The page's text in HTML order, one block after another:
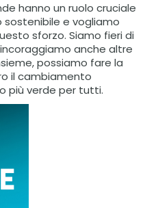
hanno un ruolo cruciale
sostenibile e vogliamo
sforzo. Siamo fieri di
anche altre
possiamo fare la
il cambiamento
più verde per tutti.